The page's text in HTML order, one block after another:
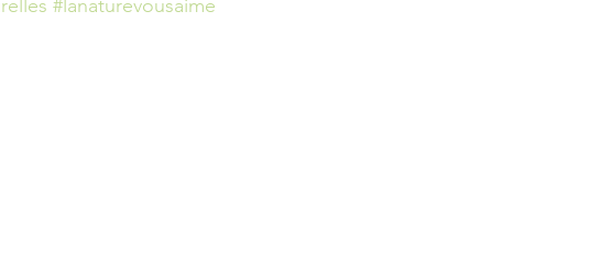
#lanaturevousaime